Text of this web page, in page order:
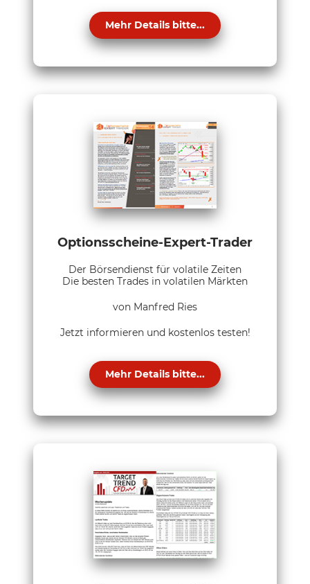
Mehr Details bitte...
Optionsscheine-Expert-Trader
Der Börsendienst für volatile Zeiten
Die besten Trades in volatilen Märkten
von Manfred Ries
Jetzt informieren und kostenlos testen!
Mehr Details bitte...